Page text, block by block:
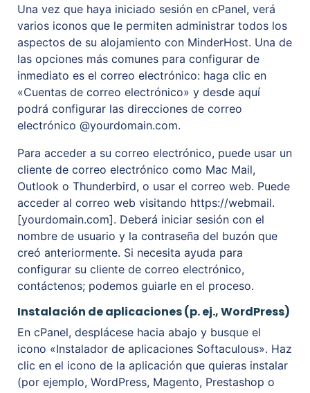
Una vez que haya iniciado sesión en cPanel, verá
varios iconos que le permiten administrar todos los
aspectos de su alojamiento con MinderHost. Una de
las opciones más comunes para configurar de
inmediato es el correo electrónico: haga clic en
«Cuentas de correo electrónico» y desde aquí
podrá configurar las direcciones de correo
electrónico @yourdomain.com.
Para acceder a su correo electrónico, puede usar un
cliente de correo electrónico como Mac Mail,
Outlook o Thunderbird, o usar el correo web. Puede
acceder al correo web visitando https://webmail.
[yourdomain.com]. Deberá iniciar sesión con el
nombre de usuario y la contraseña del buzón que
creó anteriormente. Si necesita ayuda para
configurar su cliente de correo electrónico,
contáctenos; podemos guiarle en el proceso.
Instalación de aplicaciones (p. ej., WordPress)
En cPanel, desplácese hacia abajo y busque el
icono «Instalador de aplicaciones Softaculous». Haz
clic en el icono de la aplicación que quieras instalar
(por ejemplo, WordPress, Magento, Prestashop o